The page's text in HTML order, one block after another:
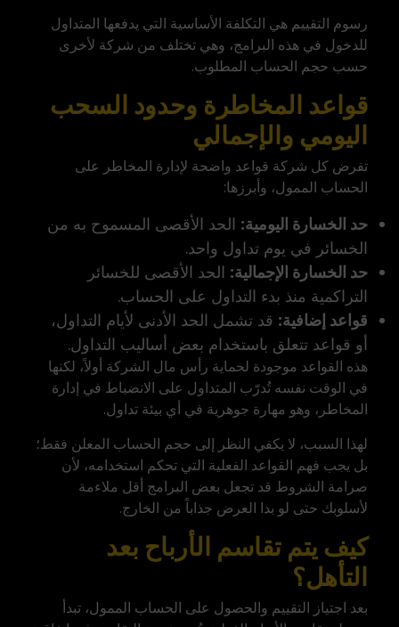
رسوم التقييم هي التكلفة الأساسية التي يدفعها المتداول
للدخول في هذه البرامج، وهي تختلف من شركة لأخرى
حسب حجم الحساب المطلوب.
قواعد المخاطرة وحدود السحب
اليومي والإجمالي
تفرض كل شركة قواعد واضحة لإدارة المخاطر على
الحساب الممول، وأبرزها:
حد الخسارة اليومية: الحد الأقصى المسموح به من
الخسائر في يوم تداول واحد.
حد الخسارة الإجمالية: الحد الأقصى للخسائر
التراكمية منذ بدء التداول على الحساب.
قواعد إضافية: قد تشمل الحد الأدنى لأيام التداول،
أو قواعد تتعلق باستخدام بعض أساليب التداول.
هذه القواعد موجودة لحماية رأس مال الشركة أولاً، لكنها
في الوقت نفسه تُدرّب المتداول على الانضباط في إدارة
المخاطر، وهو مهارة جوهرية في أي بيئة تداول.
لهذا السبب، لا يكفي النظر إلى حجم الحساب المعلن فقط؛
بل يجب فهم القواعد الفعلية التي تحكم استخدامه، لأن
صرامة الشروط قد تجعل بعض البرامج أقل ملاءمة
لأسلوبك حتى لو بدا العرض جذاباً من الخارج.
كيف يتم تقاسم الأرباح بعد
التأهل؟
بعد اجتياز التقييم والحصول على الحساب الممول، تبدأ